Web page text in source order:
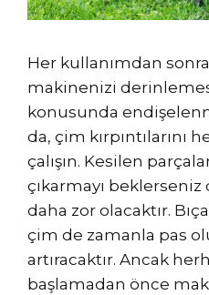
Her kullanımdan
makinenizi
konusunda
da, çim kırpıntılarını
çalışın. Kesilen
çıkarmayı
daha zor olacaktır.
çim de zamanla pas
artıracaktır. Ancak
başlamadan önce